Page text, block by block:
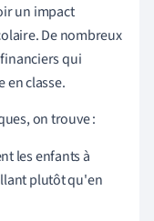
un impact
De nombreux
qui
en classe.
on trouve :
les enfants à
plutôt qu'en